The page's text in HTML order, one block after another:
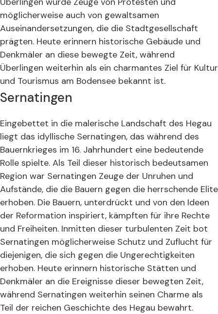
möglicherweise auch von gewaltsamen
Auseinandersetzungen, die die Stadtgesellschaft
prägten. Heute erinnern historische Gebäude und
Denkmäler an diese bewegte Zeit, während
Überlingen weiterhin als ein charmantes Ziel für Kultur
und Tourismus am Bodensee bekannt ist.
Sernatingen
Eingebettet in die malerische Landschaft des Hegau
liegt das idyllische Sernatingen, das während des
Bauernkrieges im 16. Jahrhundert eine bedeutende
Rolle spielte. Als Teil dieser historisch bedeutsamen
Region war Sernatingen Zeuge der Unruhen und
Aufstände, die die Bauern gegen die herrschende Elite
erhoben. Die Bauern, unterdrückt und von den Ideen
der Reformation inspiriert, kämpften für ihre Rechte
und Freiheiten. Inmitten dieser turbulenten Zeit bot
Sernatingen möglicherweise Schutz und Zuflucht für
diejenigen, die sich gegen die Ungerechtigkeiten
erhoben. Heute erinnern historische Stätten und
Denkmäler an die Ereignisse dieser bewegten Zeit,
während Sernatingen weiterhin seinen Charme als
Teil der reichen Geschichte des Hegau bewahrt.